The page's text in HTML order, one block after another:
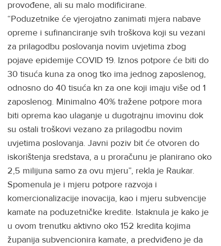
provođene, ali su malo modificirane.
“Poduzetnike će vjerojatno zanimati mjera nabave
opreme i sufinanciranje svih troškova koji su vezani
za prilagodbu poslovanja novim uvjetima zbog
pojave epidemije COVID 19. Iznos potpore će biti do
30 tisuća kuna za onog tko ima jednog zaposlenog,
odnosno do 40 tisuća kn za one koji imaju više od 1
zaposlenog. Minimalno 40% tražene potpore mora
biti oprema kao ulaganje u dugotrajnu imovinu dok
su ostali troškovi vezano za prilagodbu novim
uvjetima poslovanja. Javni poziv bit će otvoren do
iskorištenja sredstava, a u proračunu je planirano oko
2,5 milijuna samo za ovu mjeru”, rekla je Raukar.
Spomenula je i mjeru potpore razvoja i
komercionalizacije inovacija, kao i mjeru subvencije
kamate na poduzetničke kredite. Istaknula je kako je
u ovom trenutku aktivno oko 152 kredita kojima
županija subvencionira kamate, a predviđeno je da